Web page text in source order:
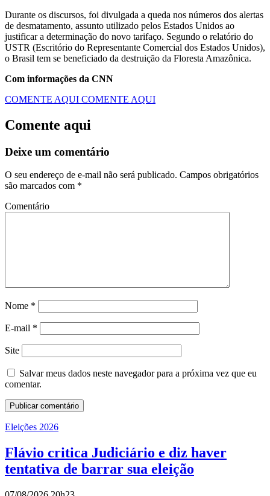
Durante os discursos, foi divulgada a queda nos números dos alertas
de desmatamento, assunto utilizado pelos Estados Unidos ao
justificar a determinação do novo tarifaço. Segundo o relatório do
USTR (Escritório do Representante Comercial dos Estados Unidos),
o Brasil tem se beneficiado da destruição da Floresta Amazônica.
Com informações da CNN
COMENTE AQUI COMENTE AQUI
Comente aqui
Deixe um comentário
O seu endereço de e-mail não será publicado. Campos obrigatórios
são marcados com *
Comentário
Nome *
E-mail *
Site
Salvar meus dados neste navegador para a próxima vez que eu
comentar.
Eleições 2026
Flávio critica Judiciário e diz haver
tentativa de barrar sua eleição